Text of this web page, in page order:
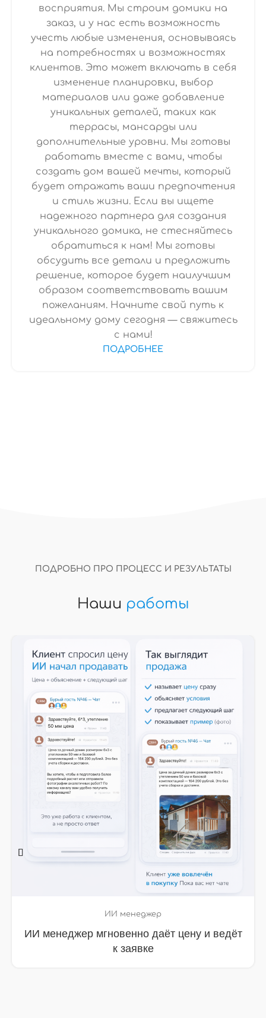
восприятия. Мы строим домики на
заказ, и у нас есть возможность
учесть любые изменения, основываясь
на потребностях и возможностях
клиентов. Это может включать в себя
изменение планировки, выбор
материалов или даже добавление
уникальных деталей, таких как
террасы, мансарды или
дополнительные уровни. Мы готовы
работать вместе с вами, чтобы
создать дом вашей мечты, который
будет отражать ваши предпочтения
и стиль жизни. Если вы ищете
надежного партнера для создания
уникального домика, не стесняйтесь
обратиться к нам! Мы готовы
обсудить все детали и предложить
решение, которое будет наилучшим
образом соответствовать вашим
пожеланиям. Начните свой путь к
идеальному дому сегодня — свяжитесь
с нами!
ПОДРОБНЕЕ
ПОДРОБНО ПРО ПРОЦЕСС И РЕЗУЛЬТАТЫ
Наши работы